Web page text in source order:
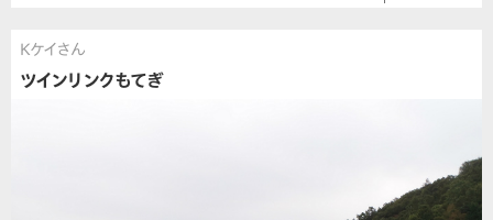
Kケイさん
ツインリンクもてぎ